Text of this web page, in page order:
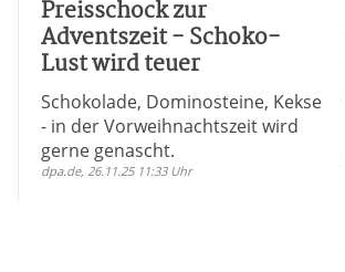
Preisschock zur
Adventszeit - Schoko-
Lust wird teuer
Schokolade, Dominosteine, Kekse
- in der Vorweihnachtszeit wird
gerne genascht.
dpa.de, 26.11.25 11:33 Uhr